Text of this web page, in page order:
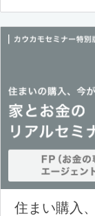
住まい購入